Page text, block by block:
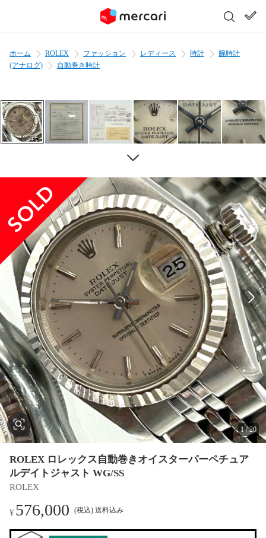
ホーム ROLEX ファッション レディース 時計
腕時計
(アナログ)
自動巻き時計
1/20
ROLEX ロレックス自動巻きオイスターパーペチュア
ルデイトジャスト WG/SS
ROLEX
¥576,000 (税込) 送料込み